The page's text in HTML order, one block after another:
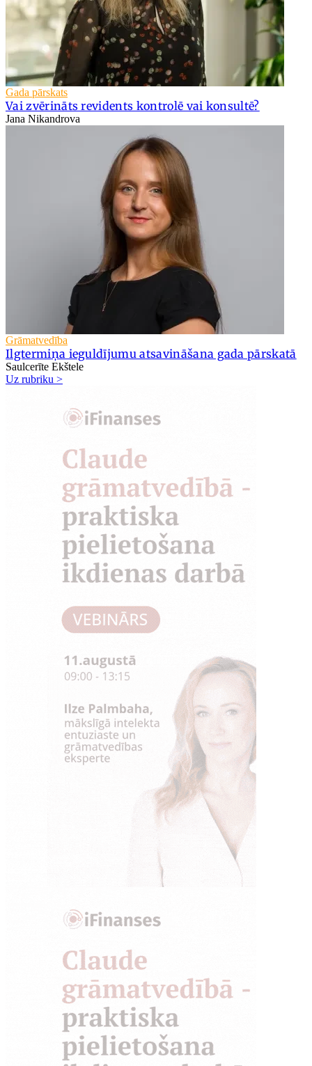
Gada pārskats
Vai zvērināts revidents kontrolē vai konsultē?
Jana Nikandrova
Grāmatvedība
Ilgtermiņa ieguldījumu atsavināšana gada pārskatā
Saulcerīte Ekštele
Uz rubriku >